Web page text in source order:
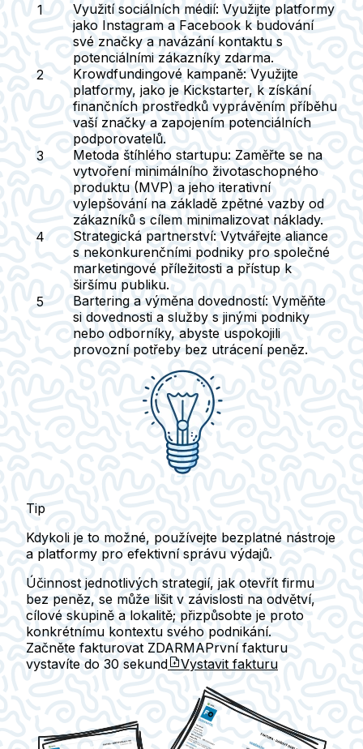
Využití sociálních médií: Využijte platformy
jako Instagram a Facebook k budování
své značky a navázání kontaktu s
potenciálními zákazníky zdarma.
Krowdfundingové kampaně: Využijte
platformy, jako je Kickstarter, k získání
finančních prostředků vyprávěním příběhu
vaší značky a zapojením potenciálních
podporovatelů.
Metoda štíhlého startupu: Zaměřte se na
vytvoření minimálního životaschopného
produktu (MVP) a jeho iterativní
vylepšování na základě zpětné vazby od
zákazníků s cílem minimalizovat náklady.
Strategická partnerství: Vytvářejte aliance
s nekonkurenčními podniky pro společné
marketingové příležitosti a přístup k
širšímu publiku.
Bartering a výměna dovedností: Vyměňte
si dovednosti a služby s jinými podniky
nebo odborníky, abyste uspokojili
provozní potřeby bez utrácení peněz.
Tip
Kdykoli je to možné, používejte bezplatné nástroje
a platformy pro efektivní správu výdajů.
Účinnost jednotlivých strategií, jak otevřít firmu
bez peněz, se může lišit v závislosti na odvětví,
cílové skupině a lokalitě; přizpůsobte je proto
konkrétnímu kontextu svého podnikání.
Začněte fakturovat ZDARMAPrvní fakturu
vystavíte do 30 sekund Vystavit fakturu